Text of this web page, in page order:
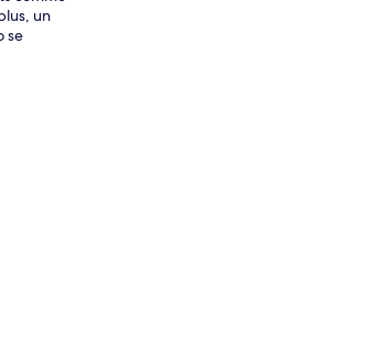
un
se